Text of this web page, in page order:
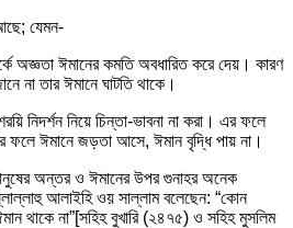
যেমন-
অজ্ঞতা ঈমানের কমতি অবধারিত করে দেয়। কারণ
না তার ঈমানে ঘাটতি থাকে।
নিদর্শন নিয়ে চিন্তা-ভাবনা না করা। এর ফলে
ফলে ঈমানে জড়তা আসে, ঈমান বৃদ্ধি পায় না।
অন্তর ও ঈমানের উপর গুনাহর অনেক
আলাইহি ওয় সাল্লাম বলেছেন: “কোন
থাকে না”[সহিহ বুখারি (২৪৭৫) ও সহিহ মুসলিম